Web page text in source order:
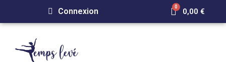
Connexion 0,00 €